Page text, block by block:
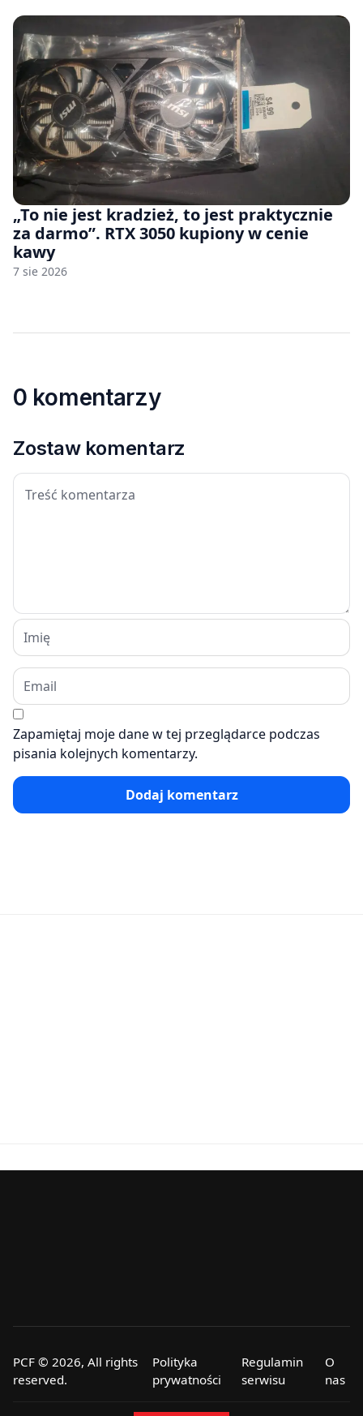
„To nie jest kradzież, to jest praktycznie
za darmo”. RTX 3050 kupiony w cenie
kawy
7 sie 2026
0 komentarzy
Zostaw komentarz
Zapamiętaj moje dane w tej przeglądarce podczas
pisania kolejnych komentarzy.
Dodaj komentarz
PCF © 2026, All rights
reserved.
Polityka
prywatności
Regulamin
serwisu
O
nas